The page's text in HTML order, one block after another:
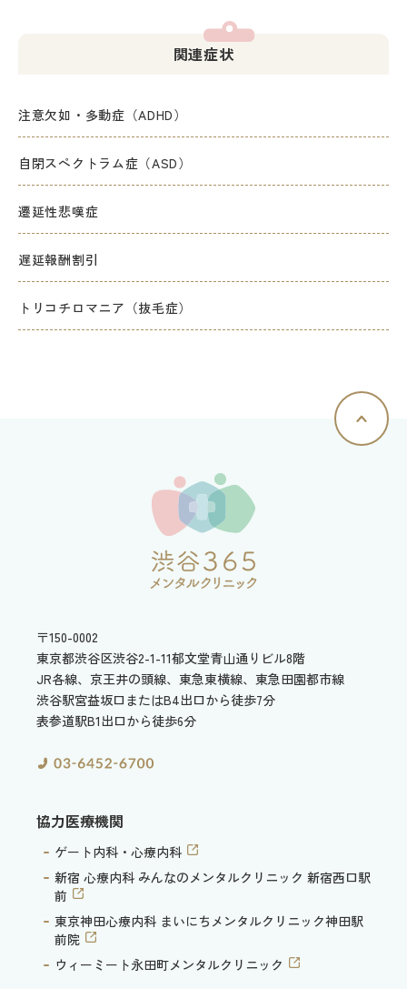
関連症状
注意欠如・多動症（ADHD）
自閉スペクトラム症（ASD）
遷延性悲嘆症
遅延報酬割引
トリコチロマニア（抜毛症）
〒150-0002
東京都渋谷区渋谷2-1-11郁文堂青山通りビル8階
JR各線、京王井の頭線、東急東横線、東急田園都市線
渋谷駅宮益坂口またはB4出口から徒歩7分
表参道駅B1出口から徒歩6分
協力医療機関
ゲート内科・心療内科
新宿 心療内科 みんなのメンタルクリニック 新宿西口駅
前
東京神田心療内科 まいにちメンタルクリニック神田駅
前院
ウィーミート永田町メンタルクリニック